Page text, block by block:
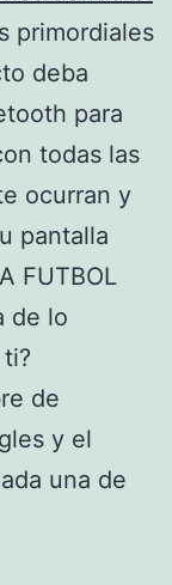
primordiales
deba
para
todas las
ocurran y
pantalla
FUTBOL
de lo
de
y el
una de